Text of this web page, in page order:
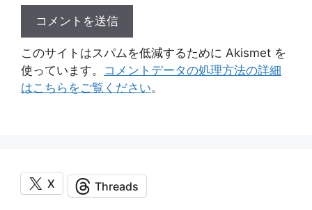
このサイトはスパムを低減するために Akismet を
使っています。 コメントデータの処理方法の詳細
はこちらをご覧ください。
X Threads